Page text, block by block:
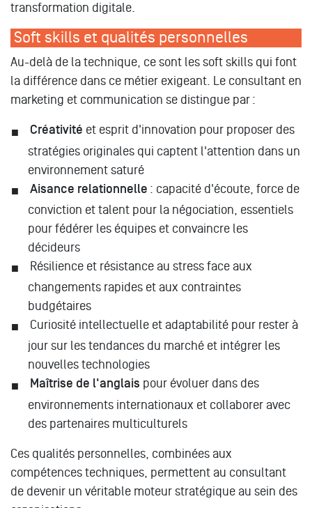
transformation digitale.
Soft skills et qualités personnelles
Au-delà de la technique, ce sont les soft skills qui font
la différence dans ce métier exigeant. Le consultant en
marketing et communication se distingue par :
Créativité et esprit d'innovation pour proposer des
stratégies originales qui captent l'attention dans un
environnement saturé
Aisance relationnelle : capacité d'écoute, force de
conviction et talent pour la négociation, essentiels
pour fédérer les équipes et convaincre les
décideurs
Résilience et résistance au stress face aux
changements rapides et aux contraintes
budgétaires
Curiosité intellectuelle et adaptabilité pour rester à
jour sur les tendances du marché et intégrer les
nouvelles technologies
Maîtrise de l'anglais pour évoluer dans des
environnements internationaux et collaborer avec
des partenaires multiculturels
Ces qualités personnelles, combinées aux
compétences techniques, permettent au consultant
de devenir un véritable moteur stratégique au sein des